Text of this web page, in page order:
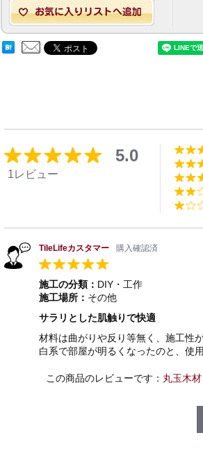
5.0
1レビュー
TileLifeカスタマー 購入確認済
施工の分類： DIY・工作
施工場所： その他
サラリとした肌触りで快適
材料は曲がりや反り等無く、施工性
白系で部屋が明るくなったのと、使
この商品のレビューです： 丸玉木